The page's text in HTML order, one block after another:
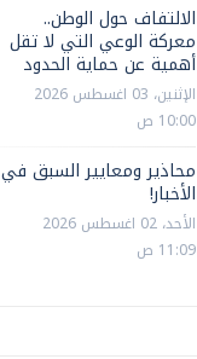
الالتفاف حول الوطن..
معركة الوعي التي لا تقل
أهمية عن حماية الحدود
الإثنين، 03 اغسطس 2026
10:00 ص
محاذير ومعايير السبق في
الأخبار!
الأحد، 02 اغسطس 2026
11:09 ص